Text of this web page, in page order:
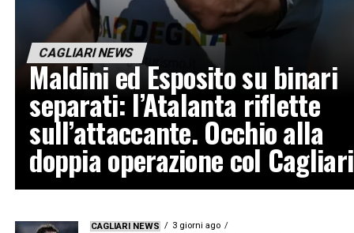
CAGLIARI NEWS
Maldini ed Esposito su binari
separati: l’Atalanta riflette
sull’attaccante. Occhio alla
doppia operazione col Cagliari
CAGLIARI NEWS 3 giorni ago